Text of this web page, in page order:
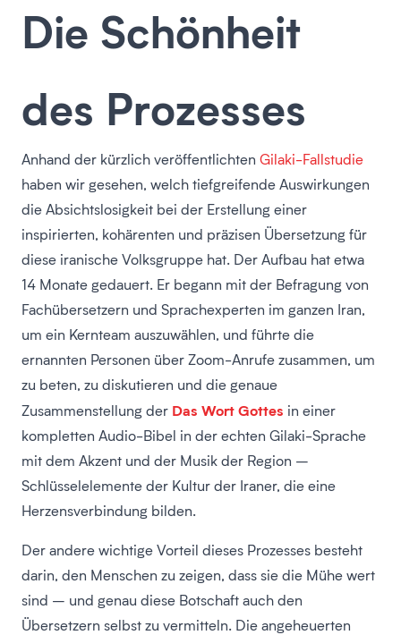
Die Schönheit
des Prozesses
Anhand der kürzlich veröffentlichten Gilaki-Fallstudie
haben wir gesehen, welch tiefgreifende Auswirkungen
die Absichtslosigkeit bei der Erstellung einer
inspirierten, kohärenten und präzisen Übersetzung für
diese iranische Volksgruppe hat. Der Aufbau hat etwa
14 Monate gedauert. Er begann mit der Befragung von
Fachübersetzern und Sprachexperten im ganzen Iran,
um ein Kernteam auszuwählen, und führte die
ernannten Personen über Zoom-Anrufe zusammen, um
zu beten, zu diskutieren und die genaue
Zusammenstellung der Das Wort Gottes in einer
kompletten Audio-Bibel in der echten Gilaki-Sprache
mit dem Akzent und der Musik der Region –
Schlüsselelemente der Kultur der Iraner, die eine
Herzensverbindung bilden.
Der andere wichtige Vorteil dieses Prozesses besteht
darin, den Menschen zu zeigen, dass sie die Mühe wert
sind – und genau diese Botschaft auch den
Übersetzern selbst zu vermitteln. Die angeheuerten